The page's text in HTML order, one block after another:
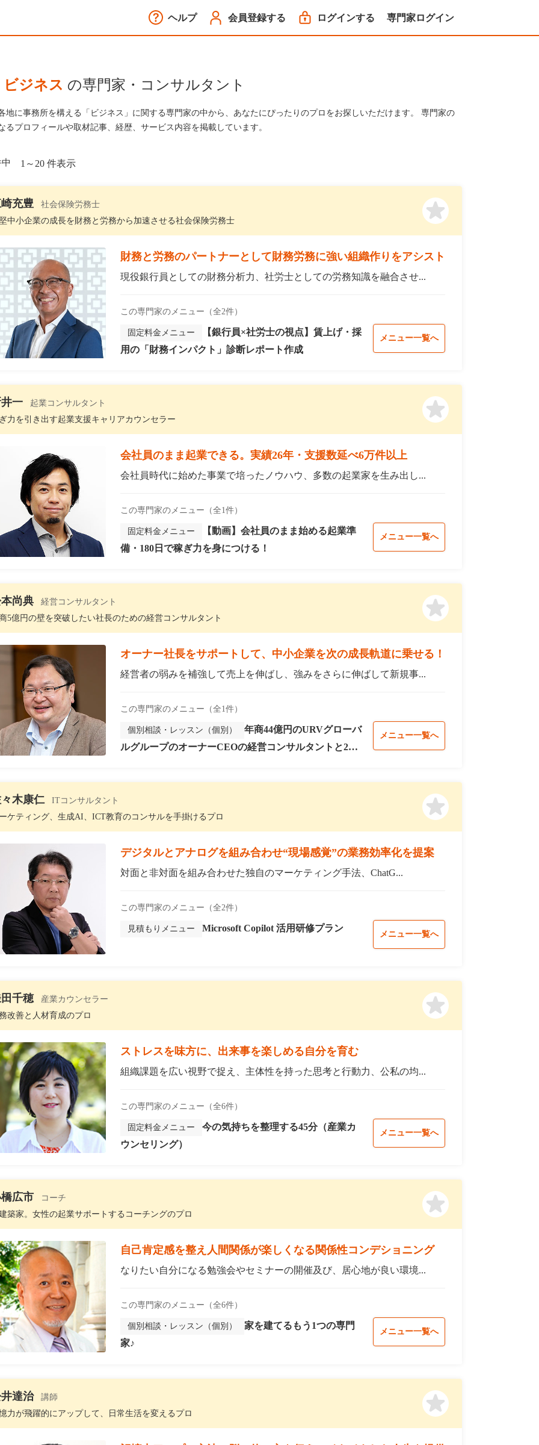
ヘルプ 会員登録する ログインする 専門家ログイン
ビジネス の専門家・コンサルタント
地に事務所を構える「ビジネス」に関する専門家の中から、あなたにぴったりのプロをお探しいただけます。 専門家の
るプロフィールや取材記事、経歴、サービス内容を掲載しています。
1～20 件表示
充豊
社会保険労務士
中小企業の成長を財務と労務から加速させる社会保険労務士
財務と労務のパートナーとして財務労務に強い組織作りをアシスト
現役銀行員としての財務分析力、社労士としての労務知識を融合させ...
この専門家のメニュー（全2件）
固定料金メニュー
【銀行員×社労士の視点】賃上げ・採
用の「財務インパクト」診断レポート作成
メニュー一覧へ
一
起業コンサルタント
力を引き出す起業支援キャリアカウンセラー
会社員のまま起業できる。実績26年・支援数延べ6万件以上
会社員時代に始めた事業で培ったノウハウ、多数の起業家を生み出し...
この専門家のメニュー（全1件）
固定料金メニュー
【動画】会社員のまま始める起業準
備・180日で稼ぎ力を身につける！
メニュー一覧へ
尚典
経営コンサルタント
5億円の壁を突破したい社長のための経営コンサルタント
オーナー社長をサポートして、中小企業を次の成長軌道に乗せる！
経営者の弱みを補強して売上を伸ばし、強みをさらに伸ばして新規事...
この専門家のメニュー（全1件）
個別相談・レッスン（個別）
年商44億円のURVグローバ
ルグループのオーナーCEOの経営コンサルタントと2時
メニュー一覧へ
木康仁
ITコンサルタント
ケティング、生成AI、ICT教育のコンサルを手掛けるプロ
デジタルとアナログを組み合わせ“現場感覚”の業務効率化を提案
対面と非対面を組み合わせた独自のマーケティング手法、ChatG...
この専門家のメニュー（全2件）
見積もりメニュー Microsoft Copilot 活用研修プラン
メニュー一覧へ
千穂
産業カウンセラー
改善と人材育成のプロ
ストレスを味方に、出来事を楽しめる自分を育む
組織課題を広い視野で捉え、主体性を持った思考と行動力、公私の均...
この専門家のメニュー（全6件）
固定料金メニュー
今の気持ちを整理する45分（産業カ
ウンセリング）
メニュー一覧へ
広市
コーチ
築家。女性の起業サポートするコーチングのプロ
自己肯定感を整え人間関係が楽しくなる関係性コンデショニング
なりたい自分になる勉強会やセミナーの開催及び、居心地が良い環境...
この専門家のメニュー（全6件）
個別相談・レッスン（個別）
家を建てるもう1つの専門
家♪
メニュー一覧へ
達治
講師
力が飛躍的にアップして、日常生活を変えるプロ